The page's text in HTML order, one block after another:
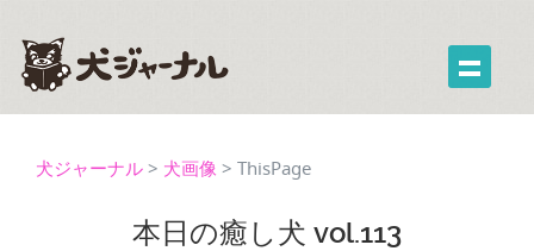
犬ジャーナル > 犬画像 > ThisPage
本日の癒し犬 vol.113